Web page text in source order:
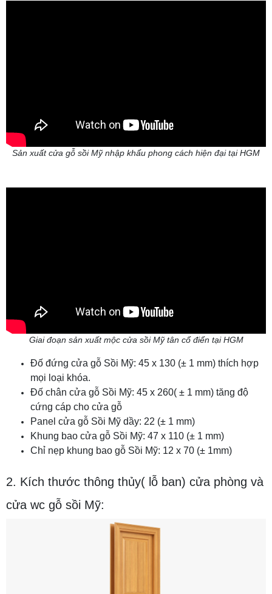
Sản xuất cửa gỗ sồi Mỹ nhập khẩu phong cách hiện đại tại HGM
Giai đoạn sản xuất mộc cửa sồi Mỹ tân cổ điển tại HGM
Đố đứng cửa gỗ Sồi Mỹ: 45 x 130 (± 1 mm) thích hợp
mọi loại khóa.
Đố chân cửa gỗ Sồi Mỹ: 45 x 260( ± 1 mm) tăng độ
cứng cáp cho cửa gỗ
Panel cửa gỗ Sồi Mỹ dầy: 22 (± 1 mm)
Khung bao cửa gỗ Sồi Mỹ: 47 x 110 (± 1 mm)
Chỉ nẹp khung bao gỗ Sồi Mỹ: 12 x 70 (± 1mm)
2. Kích thước thông thủy( lỗ ban) cửa phòng và
cửa wc gỗ sồi Mỹ: